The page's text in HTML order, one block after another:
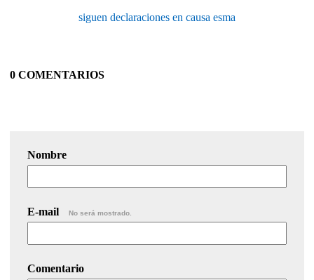
siguen declaraciones en causa esma
0 COMENTARIOS
Nombre
E-mail No será mostrado.
Comentario